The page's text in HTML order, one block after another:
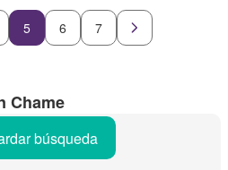
5 6 7
Chame
búsqueda